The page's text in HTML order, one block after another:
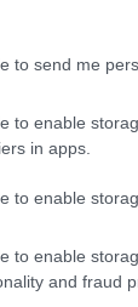
to send me
to enable
in apps.
to enable
to enable
and fraud
κρίμα, για
Reply